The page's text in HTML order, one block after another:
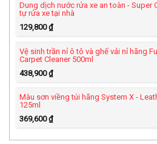
Dung dịch nước rửa xe an toàn - Super
tự rửa xe tại nhà
129,800₫
Vệ sinh trần nỉ ô tô và ghế vải nỉ hãng
Carpet Cleaner 500ml
438,900₫
Màu sơn viềng túi hãng System X -
125ml
369,600₫